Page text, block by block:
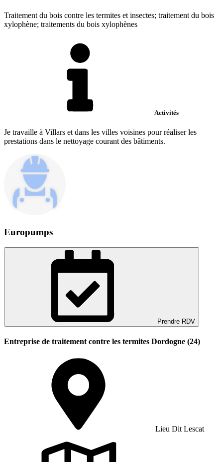
Traitement du bois contre les termites et insectes; traitement du bois
xylophène; traitements du bois xylophènes
Activités
Je travaille à Villars et dans les villes voisines pour réaliser les
prestations dans le nettoyage courant des bâtiments.
Europumps
Prendre RDV
Entreprise de traitement contre les termites Dordogne (24)
Lieu Dit Lescat